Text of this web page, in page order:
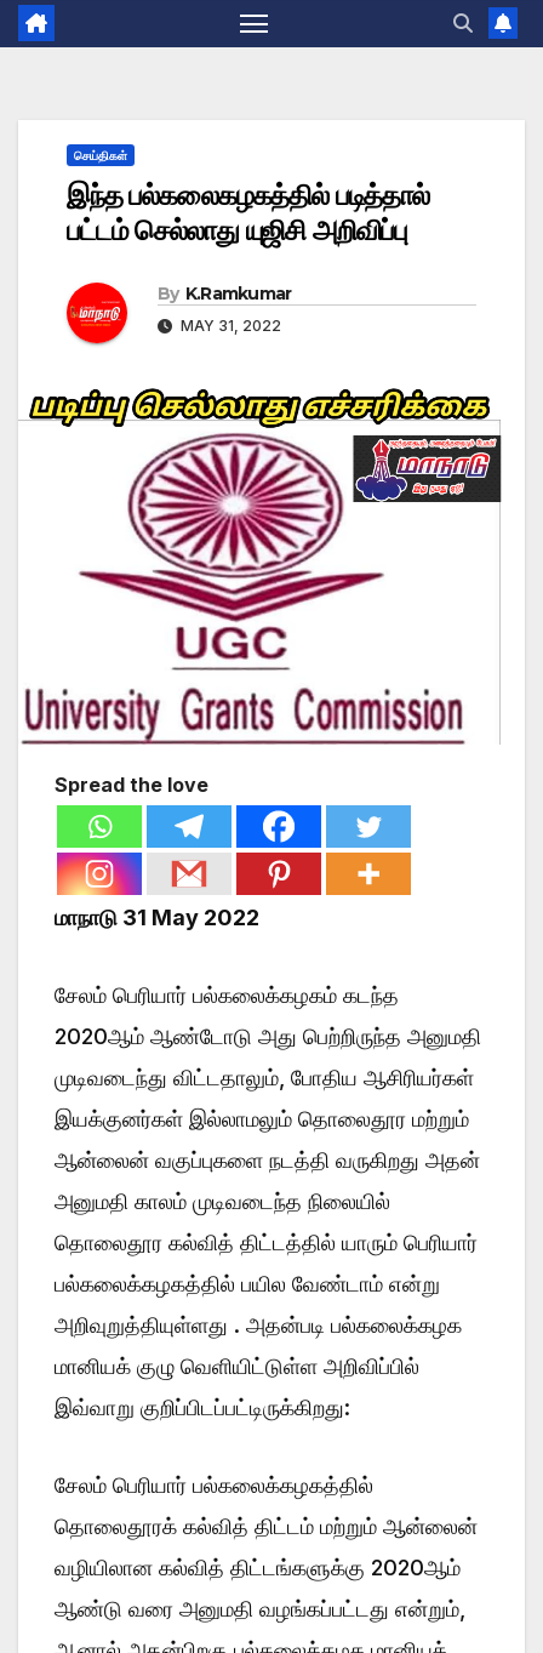
செய்திகள்
இந்த பல்கலைகழகத்தில் படித்தால்
பட்டம் செல்லாது யுஜிசி அறிவிப்பு
By K.Ramkumar
MAY 31, 2022
Spread the love
மாநாடு 31 May 2022
சேலம் பெரியார் பல்கலைக்கழகம் கடந்த
2020ஆம் ஆண்டோடு அது பெற்றிருந்த அனுமதி
முடிவடைந்து விட்டதாலும், போதிய ஆசிரியர்கள்
இயக்குனர்கள் இல்லாமலும் தொலைதூர மற்றும்
ஆன்லைன் வகுப்புகளை நடத்தி வருகிறது அதன்
அனுமதி காலம் முடிவடைந்த நிலையில்
தொலைதூர கல்வித் திட்டத்தில் யாரும் பெரியார்
பல்கலைக்கழகத்தில் பயில வேண்டாம் என்று
அறிவுறுத்தியுள்ளது . அதன்படி பல்கலைக்கழக
மானியக் குழு வெளியிட்டுள்ள அறிவிப்பில்
இவ்வாறு குறிப்பிடப்பட்டிருக்கிறது:
சேலம் பெரியார் பல்கலைக்கழகத்தில்
தொலைதூரக் கல்வித் திட்டம் மற்றும் ஆன்லைன்
வழியிலான கல்வித் திட்டங்களுக்கு 2020ஆம்
ஆண்டு வரை அனுமதி வழங்கப்பட்டது என்றும்,